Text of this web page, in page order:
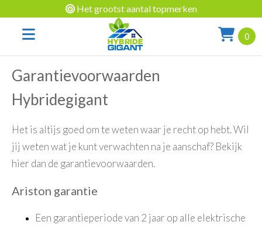
Het grootst aantal topmerken
Voor 13:00 besteld is morgen al in huis
Gratis verzending in NL & BE
0
Garantievoorwaarden
Hybridegigant
Het is altijs goed om te weten waar je recht op hebt. Wil
jij weten wat je kunt verwachten na je aanschaf? Bekijk
hier dan de garantievoorwaarden.
Ariston garantie
Een garantieperiode van 2 jaar op alle elektrische